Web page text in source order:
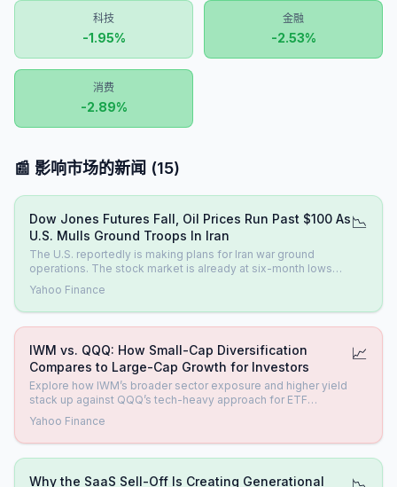
科技
-1.95%
金融
-2.53%
消费
-2.89%
📰 影响市场的新闻 (15)
Dow Jones Futures Fall, Oil Prices Run Past $100 As
U.S. Mulls Ground Troops In Iran
The U.S. reportedly is making plans for Iran war ground
operations. The stock market is already at six-month lows
with oil prices at $100. Tesla deliveries loom.
Yahoo Finance
📉
IWM vs. QQQ: How Small-Cap Diversification
Compares to Large-Cap Growth for Investors
Explore how IWM’s broader sector exposure and higher yield
stack up against QQQ’s tech-heavy approach for ETF
investors.
Yahoo Finance
📈
Why the SaaS Sell-Off Is Creating Generational